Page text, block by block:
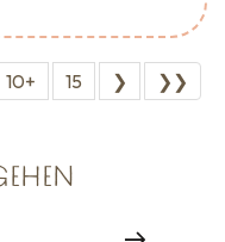
10+ 15 ❯ ❯❯